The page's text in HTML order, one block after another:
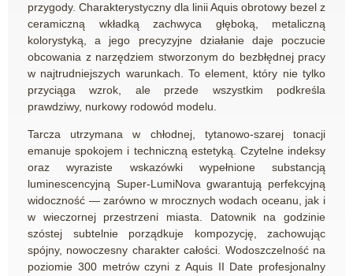
przygody. Charakterystyczny dla linii Aquis obrotowy bezel z
ceramiczną wkładką zachwyca głęboką, metaliczną
kolorystyką, a jego precyzyjne działanie daje poczucie
obcowania z narzędziem stworzonym do bezbłędnej pracy
w najtrudniejszych warunkach. To element, który nie tylko
przyciąga wzrok, ale przede wszystkim podkreśla
prawdziwy, nurkowy rodowód modelu.
Tarcza utrzymana w chłodnej, tytanowo-szarej tonacji
emanuje spokojem i techniczną estetyką. Czytelne indeksy
oraz wyraziste wskazówki wypełnione substancją
luminescencyjną Super-LumiNova gwarantują perfekcyjną
widoczność — zarówno w mrocznych wodach oceanu, jak i
w wieczornej przestrzeni miasta. Datownik na godzinie
szóstej subtelnie porządkuje kompozycję, zachowując
spójny, nowoczesny charakter całości. Wodoszczelność na
poziomie 300 metrów czyni z Aquis II Date profesjonalny